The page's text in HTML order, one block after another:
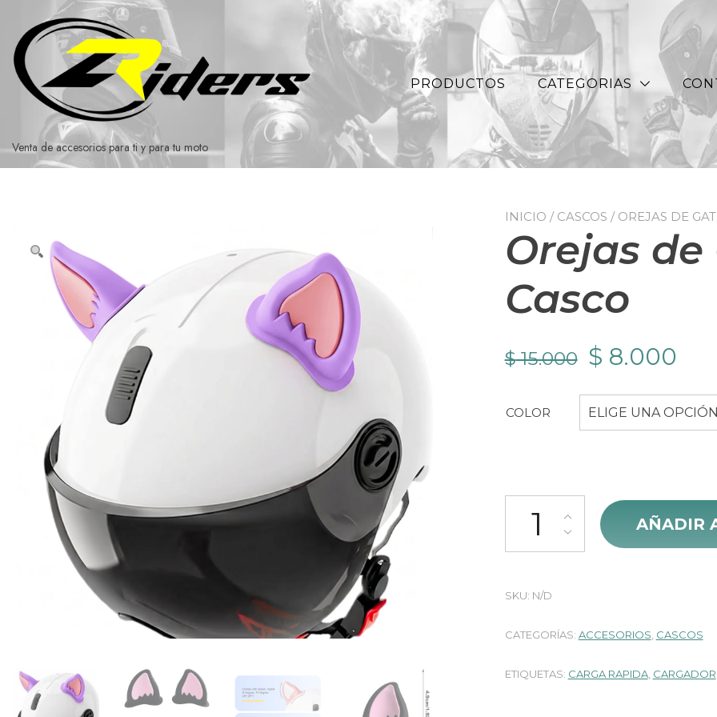
contenido
Venta de accesorios para ti y para tu moto
PRODUCTOS CATEGORIAS
INICIO / CASCOS / OREJAS DE
Orejas
Casco
$15.000 El
precio
original
$ 15.000.
$ 8.000
$
COLOR ELIGE UNA OPCIÓN
Orejas de Gato Lujo Para Casco
AÑADIR
SKU: N/D
CATEGORÍAS: ACCESORIOS CASCOS
ETIQUETAS: CARGA RAPIDA, CARGADOR